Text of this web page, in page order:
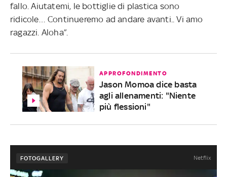
fallo. Aiutatemi, le bottiglie di plastica sono
ridicole… Continueremo ad andare avanti.. Vi amo
ragazzi. Aloha”.
APPROFONDIMENTO
Jason Momoa dice basta
agli allenamenti: "Niente
più flessioni"
FOTOGALLERY Netflix